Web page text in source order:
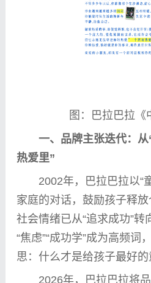
图：巴拉巴拉《
一、品牌主张迭代：
热爱里”
2002年，巴拉巴拉以“
家庭的对话，鼓励孩子释放
社会情绪已从“追求成功”转
“焦虑”“成功学”成为高频词
思：什么才是给孩子最好的
2026年，巴拉巴拉将